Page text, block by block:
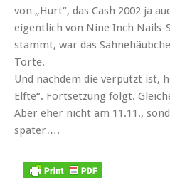
von „Hurt“, das Cash 2002 ja
eigentlich von Nine Inch Nails-
stammt, war das
Torte.
Und nachdem die verputzt ist,
Elfte“. Fortsetzung folgt.
Aber eher nicht am 11.11.,
später….